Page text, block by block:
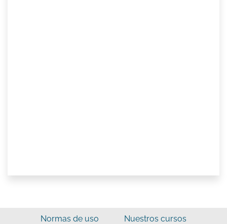
Normas de uso Nuestros cursos